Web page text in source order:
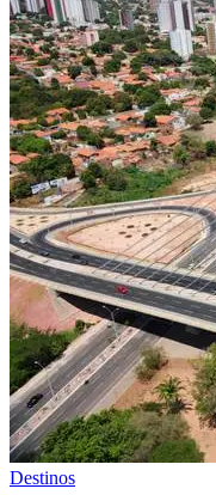
Destinos